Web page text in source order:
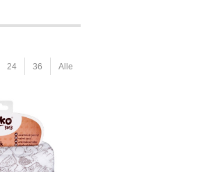
24 36 Alle